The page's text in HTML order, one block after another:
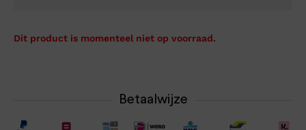
Dit product is momenteel niet op voorraad.
Betaalwijze